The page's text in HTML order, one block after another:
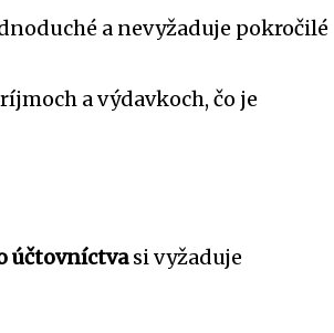
a nevyžaduje pokročilé
a výdavkoch, čo je
účtovníctvasi vyžaduje